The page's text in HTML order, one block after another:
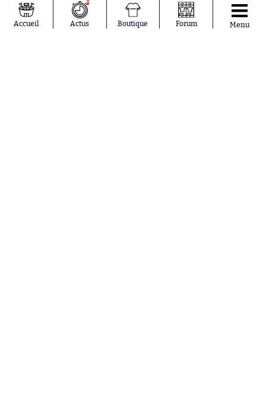
Franco
Mastantuono
AS Monaco
Accueil Actus Boutique Forum Menu